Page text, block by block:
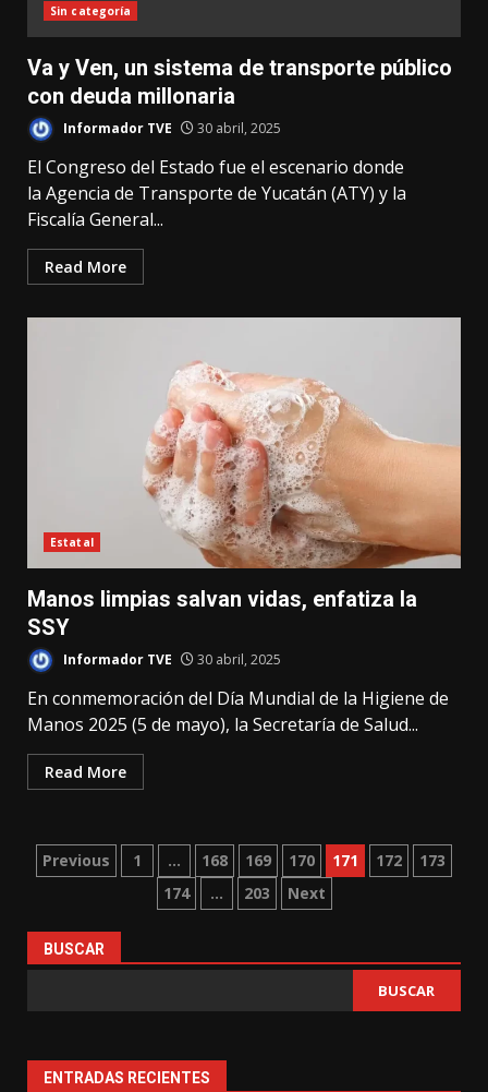
Sin categoría
Va y Ven, un sistema de transporte público
con deuda millonaria
Informador TVE 30 abril, 2025
El Congreso del Estado fue el escenario donde
la Agencia de Transporte de Yucatán (ATY) y la
Fiscalía General...
Read More
Estatal
Manos limpias salvan vidas, enfatiza la
SSY
Informador TVE 30 abril, 2025
En conmemoración del Día Mundial de la Higiene de
Manos 2025 (5 de mayo), la Secretaría de Salud...
Read More
Paginación
entradas
Previous 1 … 168 169 170 171 172
173
174
… 203 Next
BUSCAR
BUSCAR
ENTRADAS RECIENTES